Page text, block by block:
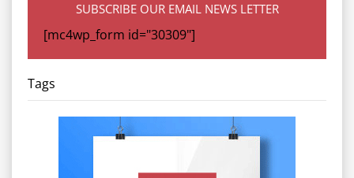
SUBSCRIBE OUR EMAIL NEWS LETTER
[mc4wp_form id="30309"]
Tags